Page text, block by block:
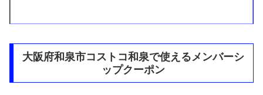
大阪府和泉市コストコ和泉で使えるメンバーシ
ップクーポン